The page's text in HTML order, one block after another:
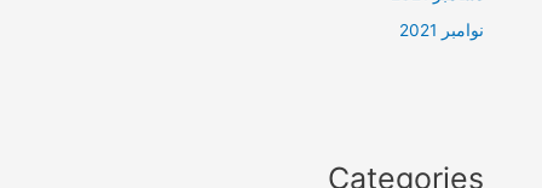
نوامبر 2021
Categories